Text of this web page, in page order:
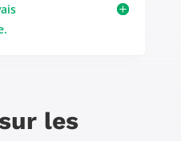
les